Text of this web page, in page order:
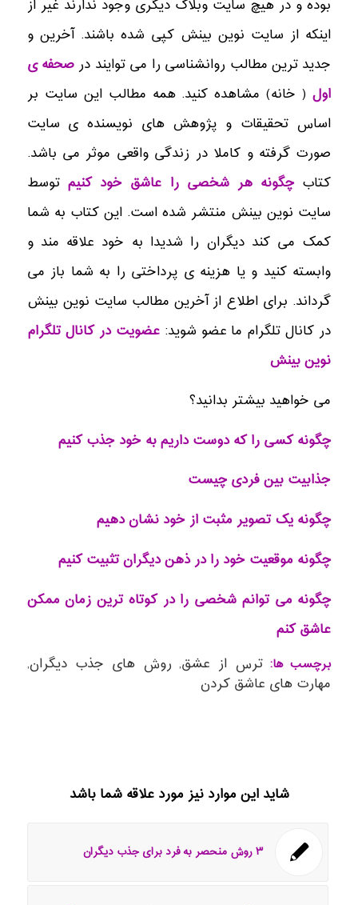
بوده و در هیچ سایت وبلاگ دیگری وجود ندارند غیر از
اینکه از سایت نوین بینش کپی شده باشند. آخرین و
جدید ترین مطالب روانشناسی را می توایند در صحفه ی
اول ( خانه) مشاهده کنید. همه مطالب این سایت بر
اساس تحقیقات و پژوهش های نویسنده ی سایت
صورت گرفته و کاملا در زندگی واقعی موثر می باشد.
کتابچگونه هر شخصی را عاشق خود کنیم توسط
سایت نوین بینش منتشر شده است. این کتاب به شما
کمک می کند دیگران را شدیدا به خود علاقه مند و
وابسته کنید و یا هزینه ی پرداختی را به شما باز می
گرداند. برای اطلاع از آخرین مطالب سایت نوین بینش
در کانال تلگرام ما عضو شوید:عضویت در کانال تلگرام
نوین بینش
می خواهید بیشتر بدانید؟
چگونه کسی را که دوست داریم به خود جذب کنیم
جذابیت بین فردی چیست
چگونه یک تصویر مثبت از خود نشان دهیم
چگونه موقعیت خود را در ذهن دیگران تثبیت کنیم
چگونه می توانم شخصی را در کوتاه ترین زمان ممکن
عاشق کنم
برچسب ها: ترس از عشق, روش های جذب دیگران,
مهارت های عاشق کردن
شاید این موارد نیز مورد علاقه شما باشد
۳ روش منحصر به فرد برای جذب دیگران